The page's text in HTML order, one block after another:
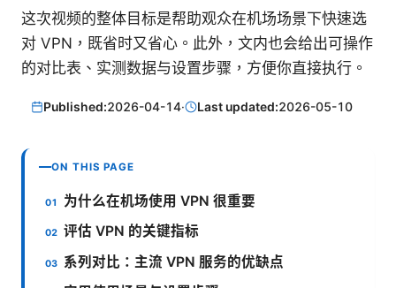
这次视频的整体目标是帮助观众在机场场景下快速选
对 VPN，既省时又省心。此外，文内也会给出可操作
的对比表、实测数据与设置步骤，方便你直接执行。
Published:2026-04-14· Last updated:2026-05-10
ON THIS PAGE
为什么在机场使用 VPN 很重要
评估 VPN 的关键指标
系列对比：主流 VPN 服务的优缺点